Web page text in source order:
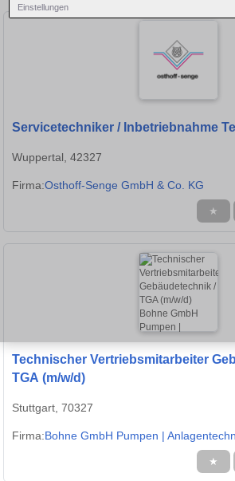
Einstellungen
Servicetechniker / Inbetriebnahme
Wuppertal, 42327
Firma:Osthoff-Senge GmbH & Co. KG
★
Technischer Vertriebsmitarbeiter
TGA (m/w/d)
Stuttgart, 70327
Firma:Bohne GmbH Pumpen |
★